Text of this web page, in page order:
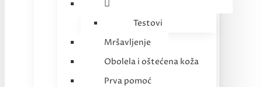
Testovi
Mršavljenje
Obolela i oštećena koža
Prva pomoć